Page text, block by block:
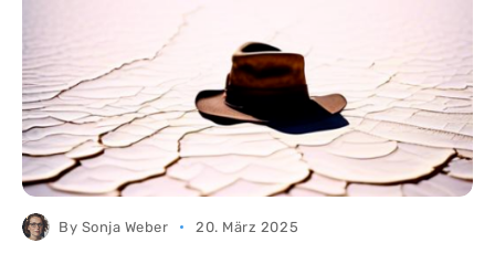
By Sonja Weber 20. März 2025